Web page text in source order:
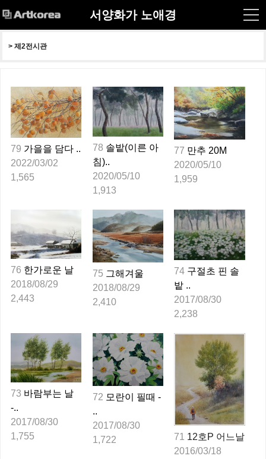
서양화가 노애경
> 제2전시관
79 가을을 담다 ..
2022/03/02
1,565
78 솔밭(이른 아
침)..
2020/05/10
1,913
77 만추 20M
2020/05/10
1,959
76 한가로운 날
2018/08/29
2,443
75 그해겨울
2018/08/29
2,410
74 구절초 핀 솔
밭 ..
2017/08/30
2,238
73 바람부는 날
-..
2017/08/30
1,755
72 모란이 필때 -
..
2017/08/30
1,722
71 12호P 어느날
2016/03/18